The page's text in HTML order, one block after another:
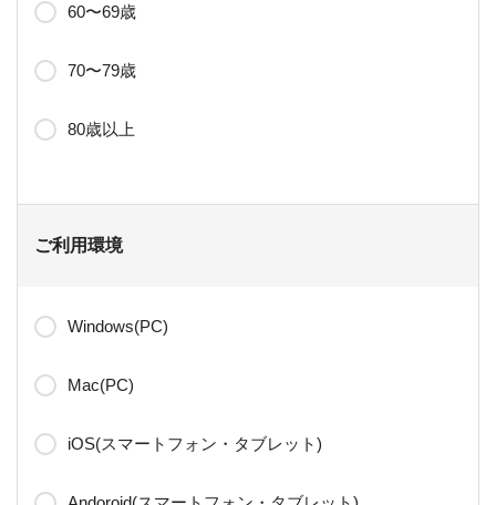
60〜69歳
70〜79歳
80歳以上
ご利用環境
Windows(PC)
Mac(PC)
iOS(スマートフォン・タブレット)